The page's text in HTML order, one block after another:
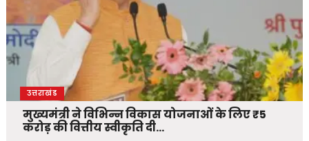
उत्तराखंड
मुख्यमंत्री ने विभिन्न विकास योजनाओं के लिए ₹5
करोड़ की वित्तीय स्वीकृति दी…